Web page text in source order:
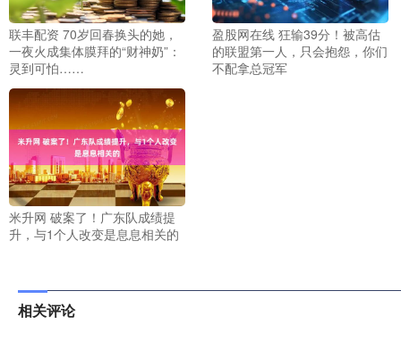
联丰配资 70岁回春换头的她，
一夜火成集体膜拜的“财神奶”：
灵到可怕……
盈股网在线 狂输39分！被高估
的联盟第一人，只会抱怨，你们
不配拿总冠军
米升网 破案了！广东队成绩提
升，与1个人改变是息息相关的
相关评论